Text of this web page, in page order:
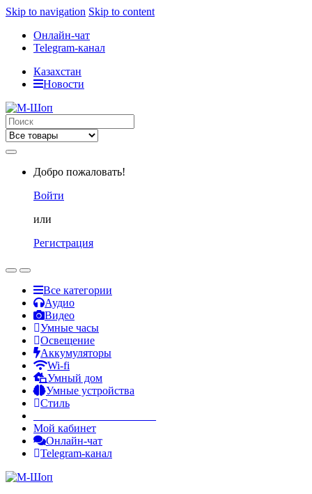
Skip to navigation Skip to content
Онлайн-чат
Telegram-канал
Казахстан
Новости
Search
for:
Добро пожаловать!
Войти
или
Регистрация
Все категории
Аудио
Видео
Умные часы
Освещение
Аккумуляторы
Wi-fi
Умный дом
Умные устройства
Стиль
Мой кабинет
Онлайн-чат
Telegram-канал